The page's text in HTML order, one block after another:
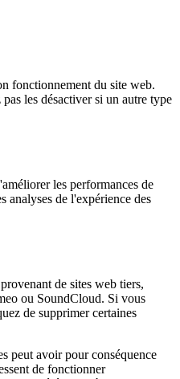
fonctionnement du site web.
les désactiver si un autre type
les performances de
analyses de l'expérience des
de sites web tiers,
ou SoundCloud. Si vous
de supprimer certaines
peut avoir pour conséquence
de fonctionner